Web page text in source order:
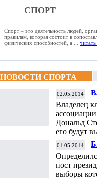
СПОРТ
Спорт – это деятельность людей,
правилам, которая состоит в
физических способностей, а ... читать
НОВОСТИ СПОРТА
02.05.2014
Владелец
Дональд
его будут
01.05.2014
пост
выборы